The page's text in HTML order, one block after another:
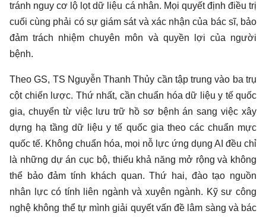
tránh nguy cơ lộ lọt dữ liệu cá nhân. Mọi quyết định điều trị
cuối cùng phải có sự giám sát và xác nhận của bác sĩ, bảo
đảm trách nhiệm chuyên môn và quyền lợi của người
bệnh.
Theo GS, TS Nguyễn Thanh Thủy cần tập trung vào ba trụ
cột chiến lược. Thứ nhất, cần chuẩn hóa dữ liệu y tế quốc
gia, chuyển từ việc lưu trữ hồ sơ bệnh án sang việc xây
dựng hạ tầng dữ liệu y tế quốc gia theo các chuẩn mực
quốc tế. Không chuẩn hóa, mọi nỗ lực ứng dụng AI đều chỉ
là những dự án cục bộ, thiếu khả năng mở rộng và không
thể bảo đảm tính khách quan. Thứ hai, đào tạo nguồn
nhân lực có tính liên ngành và xuyên ngành. Kỹ sư công
nghệ không thể tự mình giải quyết vấn đề lâm sàng và bác